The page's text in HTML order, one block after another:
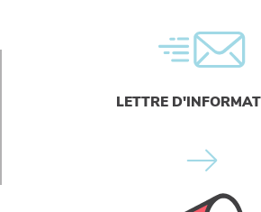
LETTRE